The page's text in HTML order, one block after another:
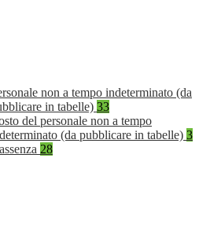
non a tempo indeterminato (da
in tabelle) 33
del personale non a tempo
(da pubblicare in tabelle) 3
28